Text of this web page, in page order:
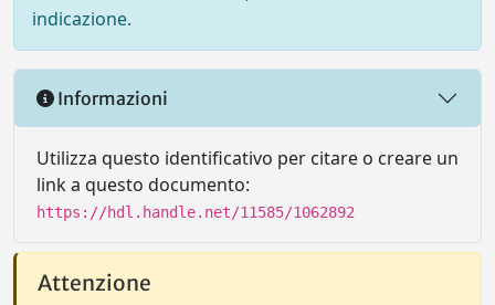
indicazione.
Informazioni
Utilizza questo identificativo per citare o creare un
link a questo documento:
https://hdl.handle.net/11585/1062892
Attenzione